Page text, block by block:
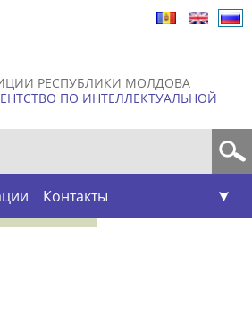
РЕСПУБЛИКИ МОЛДОВА
ПО ИНТЕЛЛЕКТУАЛЬНОЙ
Контакты